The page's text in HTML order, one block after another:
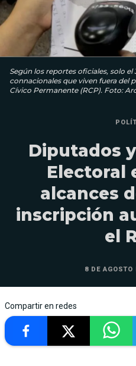
Según los reportes oficiales, solo el
connacionales que viven fuera del
Cívico Permanente (RCP). Foto:
Diputados
Electoral
alcances
inscripción
el
8 DE
Compartir en redes